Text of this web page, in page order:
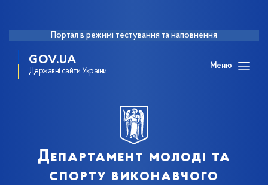
Портал в режимі тестування та наповнення
GOV.UA
Державні сайти України
Меню
Департамент молоді та
спорту виконавчого